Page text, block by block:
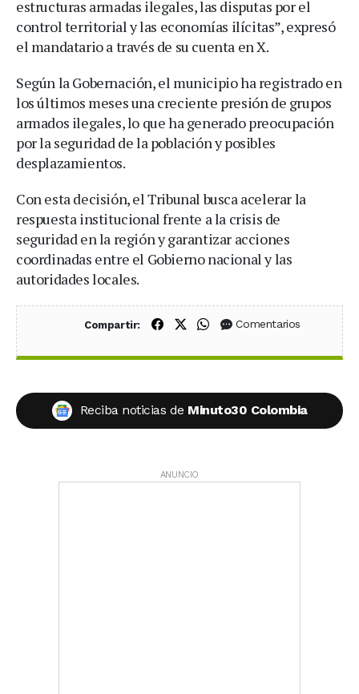
estructuras armadas ilegales, las disputas por el
control territorial y las economías ilícitas”, expresó
el mandatario a través de su cuenta en X.
Según la Gobernación, el municipio ha registrado en
los últimos meses una creciente presión de grupos
armados ilegales, lo que ha generado preocupación
por la seguridad de la población y posibles
desplazamientos.
Con esta decisión, el Tribunal busca acelerar la
respuesta institucional frente a la crisis de
seguridad en la región y garantizar acciones
coordinadas entre el Gobierno nacional y las
autoridades locales.
Compartir: Compartir en Facebook
Compartir en X (Twitter)
Compartir en WhatsApp
Comentarios
Reciba noticias de Minuto30 Colombia
ANUNCIO